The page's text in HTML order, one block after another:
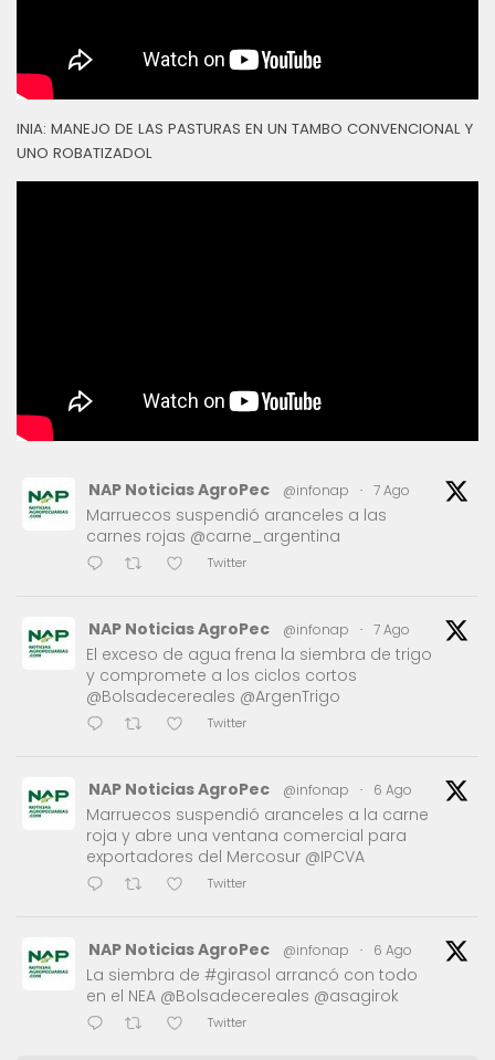
INIA: MANEJO DE LAS PASTURAS EN UN TAMBO CONVENCIONAL Y
UNO ROBATIZADOL
NAP Noticias AgroPec @infonap · 7 Ago
Marruecos suspendió aranceles a las
carnes rojas @carne_argentina
Twitter
NAP Noticias AgroPec @infonap · 7 Ago
El exceso de agua frena la siembra de trigo
y compromete a los ciclos cortos
@Bolsadecereales @ArgenTrigo
Twitter
NAP Noticias AgroPec @infonap · 6 Ago
Marruecos suspendió aranceles a la carne
roja y abre una ventana comercial para
exportadores del Mercosur @IPCVA
Twitter
NAP Noticias AgroPec @infonap · 6 Ago
La siembra de #girasol arrancó con todo
en el NEA @Bolsadecereales @asagirok
Twitter